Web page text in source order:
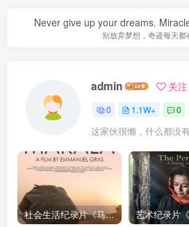
Never give up your dreams.
别放弃梦想，奇迹每天都
admin 关注
0 1.1W+ 0
这家伙很懒，什么都没
社会生活纪录片《马加拉 Makala》下载